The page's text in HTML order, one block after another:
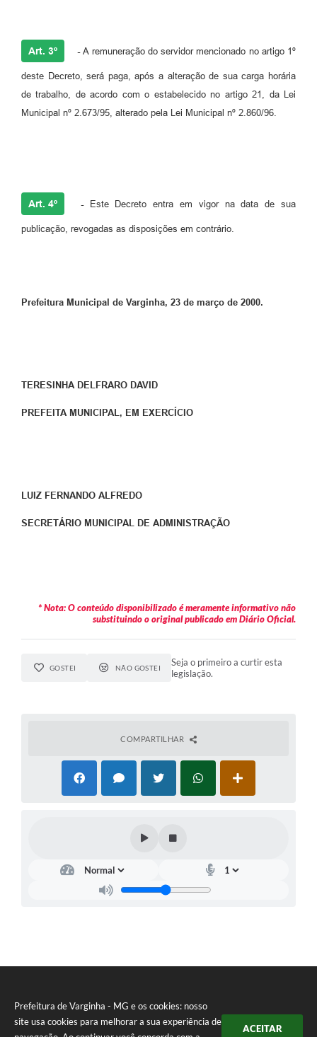
Prefeitura de Varginha - MG e os cookies: nosso
site usa cookies para melhorar a sua experiência de
ACEITAR
Art. 3º -A remuneração do servidor mencionado no artigo 1º
deste Decreto, será paga, após a alteração de sua carga horária
de trabalho, de acordo com o estabelecido no artigo 21, da Lei
Municipal nº 2.673/95, alterado pela Lei Municipal nº 2.860/96.
Art. 4º - Este Decreto entra em vigor na data de sua
publicação, revogadas as disposições em contrário.
Prefeitura Municipal de Varginha, 23 de março de 2000.
TERESINHA DELFRARO DAVID
PREFEITA MUNICIPAL, EM EXERCÍCIO
LUIZ FERNANDO ALFREDO
SECRETÁRIO MUNICIPAL DE ADMINISTRAÇÃO
* Nota: O conteúdo disponibilizado é meramente informativo não
substituindo o original publicado em Diário Oficial.
GOSTEI NÃO GOSTEI
Seja o primeiro a curtir esta
legislação.
COMPARTILHAR